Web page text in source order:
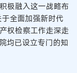
极融入这一战略布
全面加强新时代
权检察工作走深走
均已设立专门的知